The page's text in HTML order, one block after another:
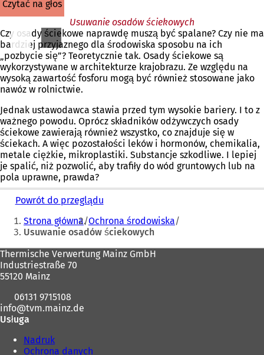
czytać na głos
Usuwanie osadów ściekowych
Czy osady ściekowe naprawdę muszą być spalane? Czy nie ma
bardziej przyjaznego dla środowiska sposobu na ich
„pozbycie się”? Teoretycznie tak. Osady ściekowe są
wykorzystywane w architekturze krajobrazu. Ze względu na
wysoką zawartość fosforu mogą być również stosowane jako
nawóz w rolnictwie.
Jednak ustawodawca stawia przed tym wysokie bariery. I to z
ważnego powodu. Oprócz składników odżywczych osady
ściekowe zawierają również wszystko, co znajduje się w
ściekach. A więc pozostałości leków i hormonów, chemikalia,
metale ciężkie, mikroplastiki. Substancje szkodliwe. I lepiej
je spalić, niż pozwolić, aby trafiły do wód gruntowych lub na
pola uprawne, prawda?
Powrót do przeglądu
Jesteś
tutaj:
Strona główna Ochrona środowiska
Usuwanie osadów ściekowych
Obszar
stóp
Thermische Verwertung Mainz GmbH
Industriestraße 70
55120 Mainz
06131 9715108
info
tvm.mainz de
Usługa
Nadruk
Ochrona danych